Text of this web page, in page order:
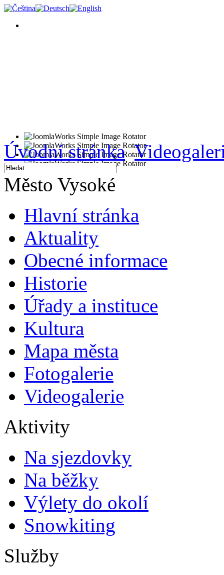
Úvodní stránka
Město Vysoké
Hlavní stránka
Aktuality
Obecné informace
Historie
Úřady a instituce
Kultura
Mapa města
Fotogalerie
Videogalerie
Aktivity
Na sjezdovky
Na běžky
Výlety do okolí
Snowkiting
Služby